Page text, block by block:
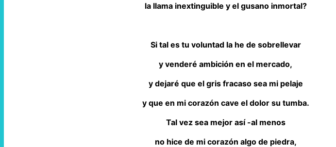
la llama inextinguible y el gusano inmortal?
Si tal es tu voluntad la he de sobrellevar
y venderé ambición en el mercado,
y dejaré que el gris fracaso sea mi pelaje
y que en mi corazón cave el dolor su tumba.
Tal vez sea mejor así -al menos
no hice de mi corazón algo de piedra,